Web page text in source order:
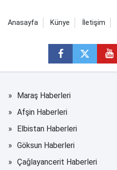
Anasayfa Künye İletişim
Maraş Haberleri
Afşin Haberleri
Elbistan Haberleri
Göksun Haberleri
Çağlayancerit Haberleri